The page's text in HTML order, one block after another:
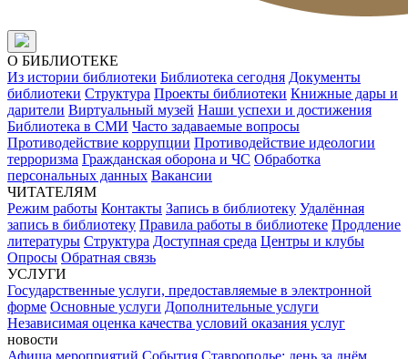
О БИБЛИОТЕКЕ
Из истории библиотеки Библиотека сегодня Документы
библиотеки Структура Проекты библиотеки Книжные дары и
дарители Виртуальный музей Наши успехи и достижения
Библиотека в СМИ Часто задаваемые вопросы
Противодействие коррупции Противодействие идеологии
терроризма Гражданская оборона и ЧС Обработка
персональных данных Вакансии
ЧИТАТЕЛЯМ
Режим работы Контакты Запись в библиотеку Удалённая
запись в библиотеку Правила работы в библиотеке Продление
литературы Структура Доступная среда Центры и клубы
Опросы Обратная связь
УСЛУГИ
Государственные услуги, предоставляемые в электронной
форме Основные услуги Дополнительные услуги
Независимая оценка качества условий оказания услуг
новости
Афиша мероприятий События Ставрополье: день за днём